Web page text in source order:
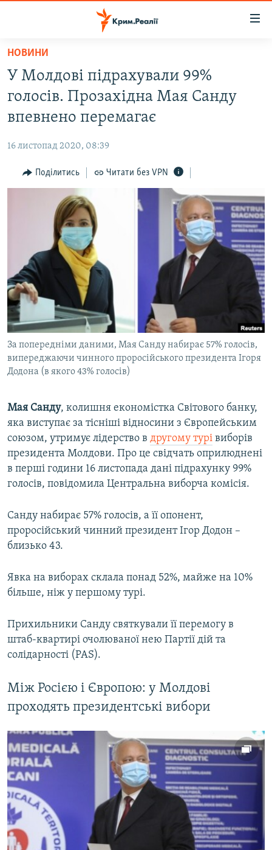
Перейти
основного
матеріалу
до
основної
Перейти
до
ВОДА.КРИМ
ВІДЕО ТА ФОТО
БЛОГИ
ПОГЛЯД
ВСЕ ЗА ДЕНЬ
СПЕЦПРОЕКТИ
ДЕПОРТАЦІЯ
ВІДЕОУРОКИ «ELIFBE»
СВІДЧЕННЯ ОКУПАЦІЇ
УКРАЇНСЬКА ПРОБЛЕМА КРИМУ
ІНФОГРАФІКА
ЯК ОБІЙТИ БЛОКУВАННЯ
Русский
Qırımtatar
ДОЛУЧАЙСЯ!
Усі сайти RFE/RL
НОВИНИ
У Молдові підрахували 99%
голосів. Прозахідна Мая Санду
впевнено перемагає
16 листопад 2020, 08:39
Поділитись Читати без VPN
За попередніми даними, Мая Санду набирає 57% голосів,
випереджаючи чинного проросійського президента Ігоря
Додона (в якого 43% голосів)
Мая Санду, колишня економістка Світового банку,
яка виступає за тісніші відносини з Європейським
союзом, утримує лідерство в другому турі виборів
президента Молдови. Про це свідчать оприлюднені
в перші години 16 листопада дані підрахунку 99%
голосів, повідомила Центральна виборча комісія.
Санду набирає 57% голосів, а її опонент,
проросійський чинний президент Ігор Додон –
близько 43.
Явка на виборах склала понад 52%, майже на 10%
більше, ніж у першому турі.
Прихильники Санду святкували її перемогу в
штаб-квартирі очолюваної нею Партії дій та
солідарності (PAS).
Між Росією і Європою: у Молдові
проходять президентські вибори